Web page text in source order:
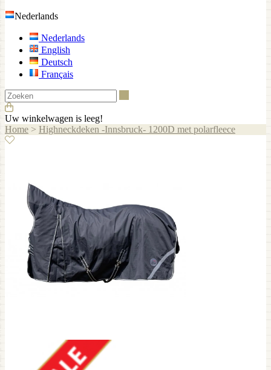
Nederlands
Nederlands
English
Deutsch
Français
Uw winkelwagen is leeg!
Home > Highneckdeken -Innsbruck- 1200D met polarfleece